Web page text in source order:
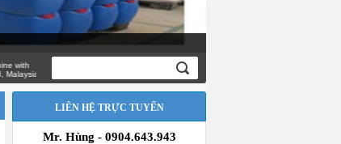
LIÊN HỆ TRỰC TUYẾN
Mr. Hùng - 0904.643.943